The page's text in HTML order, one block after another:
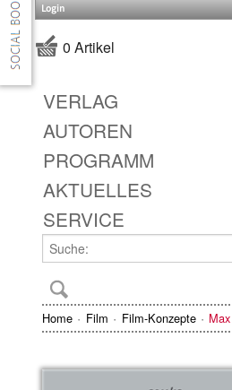
Login
0 Artikel
VERLAG
AUTOREN
PROGRAMM
AKTUELLES
SERVICE
Home Film Film-Konzepte